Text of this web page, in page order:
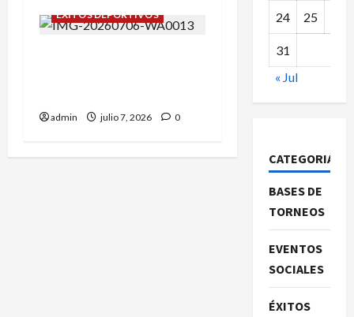
ÉXITOS DEPORTIVOS
admin julio 7, 2026 0
24 25
31
« Jul
CATEGORIAS
BASES DE
TORNEOS
EVENTOS
SOCIALES
ÉXITOS